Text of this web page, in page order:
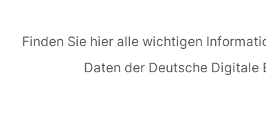
Finden Sie hier alle wichtigen
Daten der Deutsche Digitale